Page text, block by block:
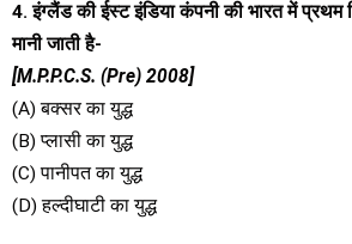
4. इंग्लैंड की ईस्ट इंडिया कंपनी की भारत में प्रथम
मानी जाती है-
[M.P.P.C.S. (Pre) 2008]
(A) बक्सर का युद्ध
(B) प्लासी का युद्ध
(C) पानीपत का युद्ध
(D) हल्दीघाटी का युद्ध